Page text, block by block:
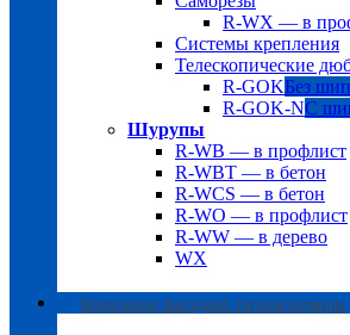
R-WX — в
Системы крепления
Телескопические
R-GOKБез
R-GOK-NС
Шурупы
R-WB — в профлист
R-WBT — в бетон
R-WCS — в бетон
R-WO — в профлист
R-WW — в дерево
WX
Крепление фасадной теплоизоляции